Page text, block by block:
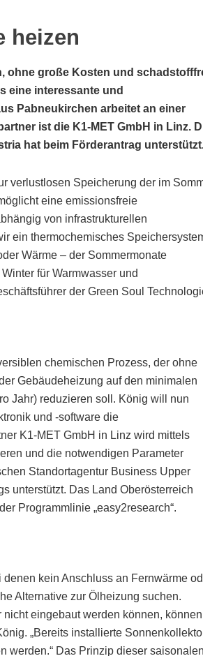
heizen
ohne große Kosten und
eine interessante und
Pabneukirchen arbeitet an einer
ist die K1-MET GmbH in Linz.
hat beim Förderantrag
verlustlosen Speicherung der im
eine emissionsfreie
von infrastrukturellen
ein thermochemisches
Wärme – der Sommermonate
für Warmwasser und
der Green Soul
chemischen Prozess, der ohne
Gebäudeheizung auf den minimalen
Jahr) reduzieren soll. König will nun
und -software die
K1-MET GmbH in Linz wird mittels
und die notwendigen Parameter
Standortagentur Business Upper
unterstützt. Das Land Oberösterreich
Programmlinie „easy2research“.
kein Anschluss an Fernwärme
Alternative zur Ölheizung suchen.
eingebaut werden können,
„Bereits installierte
werden.“ Das Prinzip dieser saisonalen